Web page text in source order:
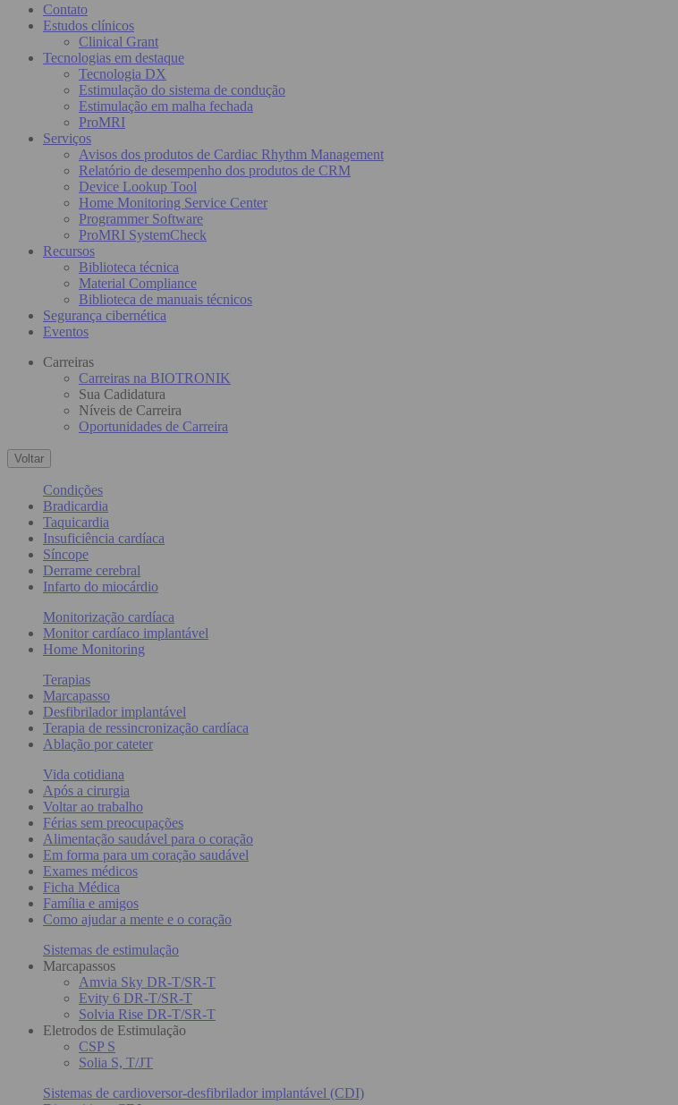
Contato
Estudos clínicos
Clinical Grant
Tecnologias em destaque
Tecnologia DX
Estimulação do sistema de condução
Estimulação em malha fechada
ProMRI
Serviços
Avisos dos produtos de Cardiac Rhythm Management
Relatório de desempenho dos produtos de CRM
Device Lookup Tool
Home Monitoring Service Center
Programmer Software
ProMRI SystemCheck
Recursos
Biblioteca técnica
Material Compliance
Biblioteca de manuais técnicos
Segurança cibernética
Eventos
Carreiras
Carreiras na BIOTRONIK
Sua Cadidatura
Níveis de Carreira
Oportunidades de Carreira
Voltar
Condições
Bradicardia
Taquicardia
Insuficiência cardíaca
Síncope
Derrame cerebral
Infarto do miocárdio
Monitorização cardíaca
Monitor cardíaco implantável
Home Monitoring
Terapias
Marcapasso
Desfibrilador implantável
Terapia de ressincronização cardíaca
Ablação por cateter
Vida cotidiana
Após a cirurgia
Voltar ao trabalho
Férias sem preocupações
Alimentação saudável para o coração
Em forma para um coração saudável
Exames médicos
Ficha Médica
Família e amigos
Como ajudar a mente e o coração
Sistemas de estimulação
Marcapassos
Amvia Sky DR-T/SR-T
Evity 6 DR-T/SR-T
Solvia Rise DR-T/SR-T
Eletrodos de Estimulação
CSP S
Solia S, T/JT
Sistemas de cardioversor-desfibrilador implantável (CDI)